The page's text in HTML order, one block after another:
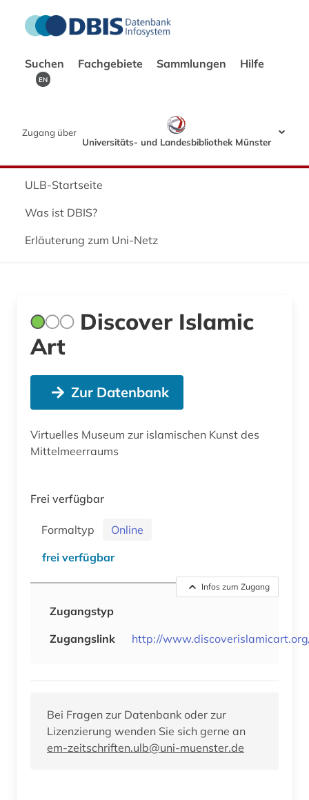
Suchen Fachgebiete Sammlungen Hilfe
EN
Zugang über
Universitäts- und Landesbibliothek Münster
ULB-Startseite
Was ist DBIS?
Erläuterung zum Uni-Netz
Discover Islamic
Art
Zur Datenbank
Virtuelles Museum zur islamischen Kunst des
Mittelmeerraums
Frei verfügbar
Formaltyp
Online
frei verfügbar
Infos zum Zugang
Zugangstyp
Zugangslink
http://
Bei Fragen zur Datenbank oder zur
Lizenzierung wenden Sie sich gerne an
em-zeitschriften.ulb@uni-muenster.de